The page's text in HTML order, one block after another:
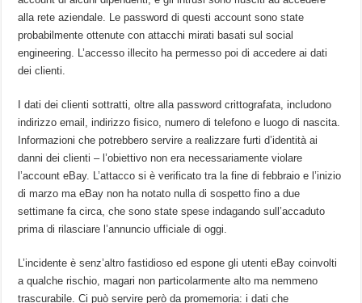
alla rete aziendale. Le password di questi account sono state
probabilmente ottenute con attacchi mirati basati sul social
engineering. L’accesso illecito ha permesso poi di accedere ai dati
dei clienti.
I dati dei clienti sottratti, oltre alla password crittografata, includono
indirizzo email, indirizzo fisico, numero di telefono e luogo di nascita.
Informazioni che potrebbero servire a realizzare furti d’identità ai
danni dei clienti – l’obiettivo non era necessariamente violare
l’account eBay. L’attacco si è verificato tra la fine di febbraio e l’inizio
di marzo ma eBay non ha notato nulla di sospetto fino a due
settimane fa circa, che sono state spese indagando sull’accaduto
prima di rilasciare l’annuncio ufficiale di oggi.
L’incidente è senz’altro fastidioso ed espone gli utenti eBay coinvolti
a qualche rischio, magari non particolarmente alto ma nemmeno
trascurabile. Ci può servire però da promemoria: i dati che